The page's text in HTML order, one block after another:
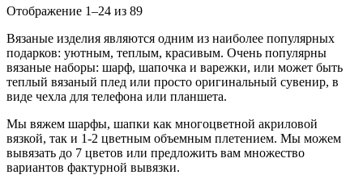
Отображение 1–24 из 89
Вязаные изделия являются одним из наиболее популярных
подарков: уютным, теплым, красивым. Очень популярны
вязаные наборы: шарф, шапочка и варежки, или может быть
теплый вязаный плед или просто оригинальный сувенир, в
виде чехла для телефона или планшета.
Мы вяжем шарфы, шапки как многоцветной акриловой
вязкой, так и 1-2 цветным объемным плетением. Мы можем
вывязать до 7 цветов или предложить вам множество
вариантов фактурной вывязки.